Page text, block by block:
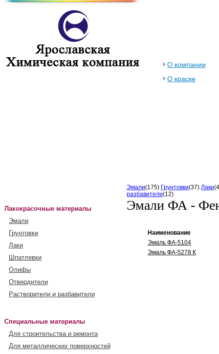
О компании
О краске
Лакокрасочные материалы
Эмали
Грунтовки
Лаки
Шпатлевки
Олифы
Отвердители
Растворители и разбавители
Специальные материалы
Для строительства и ремонта
Для металлических поверхностей
Эмали(175) Грунтовки(37) Лаки
разбавители(12)
Эмали ФА -
Наименование
Эмаль ФА-5104
Эмаль ФА-5278 К